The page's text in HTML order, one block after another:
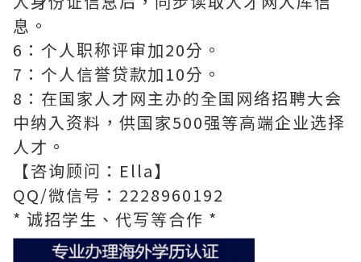
息。
6：个人职称评审加20分。
7：个人信誉贷款加10分。
8：在国家人才网主办的全国网络招聘大会
中纳入资料，供国家500强等高端企业选择
人才。
【咨询顾问：Ella】
QQ/微信号：2228960192
* 诚招学生、代写等合作 *